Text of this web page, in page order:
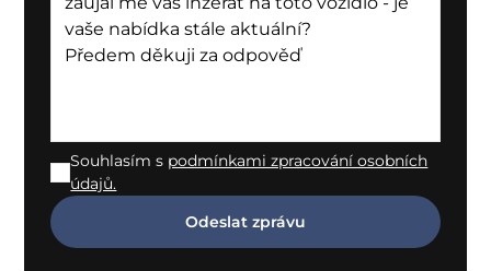
Souhlasím s podmínkami zpracování osobních
údajů.